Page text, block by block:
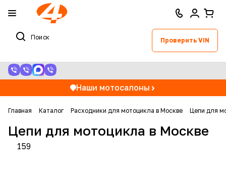
Проверить VIN
Наши мотосалоны
Главная Каталог Расходники для мотоцикла в Москве Цепи для
Цепи для мотоцикла в Москве
159